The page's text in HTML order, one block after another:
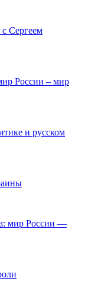
Сергеем
России – мир
и русском
мир России —